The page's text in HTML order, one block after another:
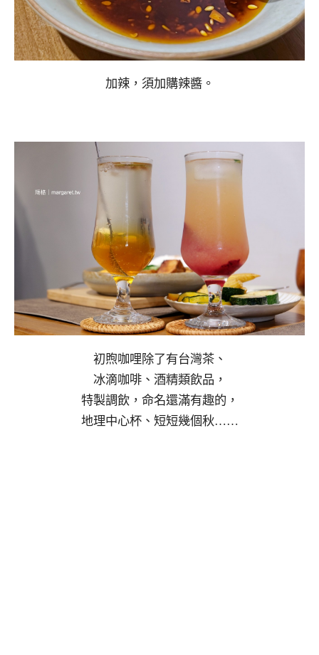
加辣，須加購辣醬。
初煦咖哩除了有台灣茶、
冰滴咖啡、酒精類飲品，
特製調飲，命名還滿有趣的，
地理中心杯、短短幾個秋……